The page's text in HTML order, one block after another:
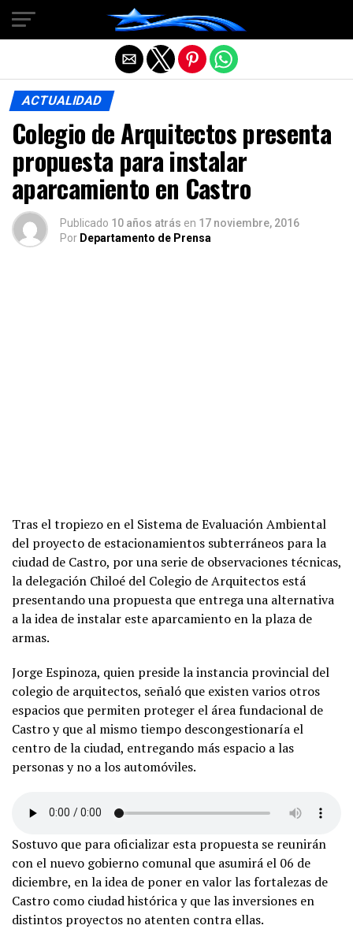
ACTUALIDAD
Colegio de Arquitectos presenta
propuesta para instalar
aparcamiento en Castro
Publicado 10 años atrás en 17 noviembre, 2016
Por Departamento de Prensa
Tras el tropiezo en el Sistema de Evaluación Ambiental
del proyecto de estacionamientos subterráneos para la
ciudad de Castro, por una serie de observaciones técnicas,
la delegación Chiloé del Colegio de Arquitectos está
presentando una propuesta que entrega una alternativa
a la idea de instalar este aparcamiento en la plaza de
armas.
Jorge Espinoza, quien preside la instancia provincial del
colegio de arquitectos, señaló que existen varios otros
espacios que permiten proteger el área fundacional de
Castro y que al mismo tiempo descongestionaría el
centro de la ciudad, entregando más espacio a las
personas y no a los automóviles.
Sostuvo que para oficializar esta propuesta se reunirán
con el nuevo gobierno comunal que asumirá el 06 de
diciembre, en la idea de poner en valor las fortalezas de
Castro como ciudad histórica y que las inversiones en
distintos proyectos no atenten contra ellas.
Salir de la versión móvil